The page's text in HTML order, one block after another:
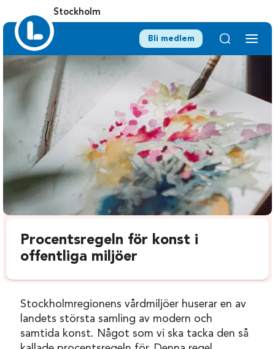
Stockholm
Bli medlem
Procentsregeln för konst i
offentliga miljöer
Stockholmregionens vårdmiljöer huserar en av
landets största samling av modern och
samtida konst. Något som vi ska tacka den så